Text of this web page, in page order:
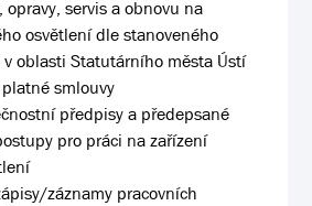
servis a obnovu na
osvětlení dle stanoveného
oblasti Statutárního města Ústí
smlouvy
předpisy a předepsané
pro práci na zařízení
záznamy pracovních